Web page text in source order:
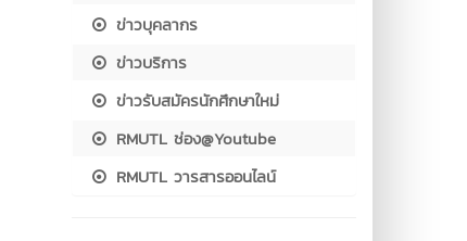
ข่าวบุคลากร
ข่าวบริการ
ข่าวรับสมัครนักศึกษาใหม่
RMUTL ช่อง@Youtube
RMUTL วารสารออนไลน์